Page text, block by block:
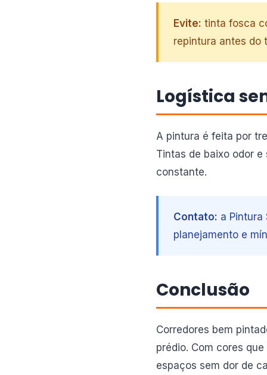
Evite: tinta fosca
repintura antes do
Logística
A pintura é feita por
Tintas de baixo odor
constante.
Contato: a Pintura
planejamento e
Conclusão
Corredores bem
prédio. Com cores
espaços sem dor de